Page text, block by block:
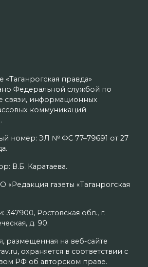
«Таганрогская правда»
Федеральной службой по
связи, информационных
коммуникаций
номер: ЭЛ № ФС 77–79691 от 27
В.Б. Каратаева.
«Редакция газеты «Таганрогская
Ростовская обл., г.
д. 90.
размещенная на веб-сайте
охраняется в соответствии с
РФ об авторском праве.